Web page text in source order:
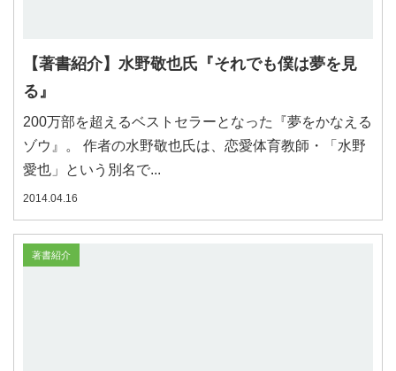
【著書紹介】水野敬也氏『それでも僕は夢を見
る』
200万部を超えるベストセラーとなった『夢をかなえる
ゾウ』。 作者の水野敬也氏は、恋愛体育教師・「水野
愛也」という別名で...
2014.04.16
著書紹介